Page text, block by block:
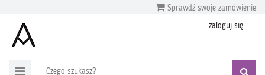
Sprawdź swoje zamówienie
zaloguj się